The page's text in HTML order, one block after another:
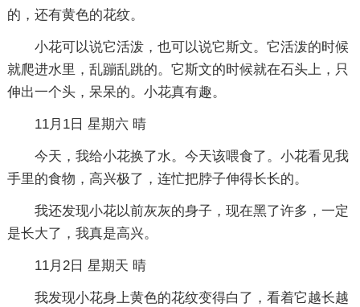
的，还有黄色的花纹。
小花可以说它活泼，也可以说它斯文。它活泼的时候
就爬进水里，乱蹦乱跳的。它斯文的时候就在石头上，只
伸出一个头，呆呆的。小花真有趣。
11月1日 星期六 晴
今天，我给小花换了水。今天该喂食了。小花看见我
手里的食物，高兴极了，连忙把脖子伸得长长的。
我还发现小花以前灰灰的身子，现在黑了许多，一定
是长大了，我真是高兴。
11月2日 星期天 晴
我发现小花身上黄色的花纹变得白了，看着它越长越